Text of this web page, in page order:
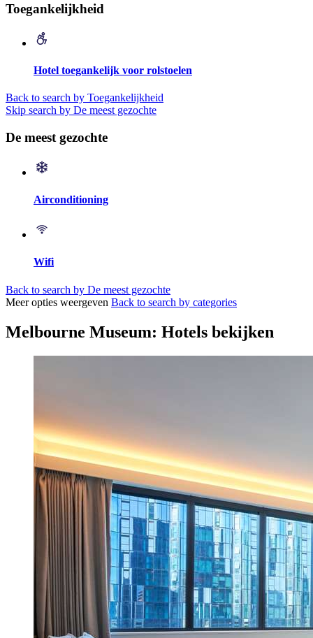
Toegankelijkheid
Hotel toegankelijk voor rolstoelen
Back to search by Toegankelijkheid
Skip search by De meest gezochte
De meest gezochte
Airconditioning
Wifi
Back to search by De meest gezochte
Meer opties weergeven Back to search by categories
Melbourne Museum: Hotels bekijken